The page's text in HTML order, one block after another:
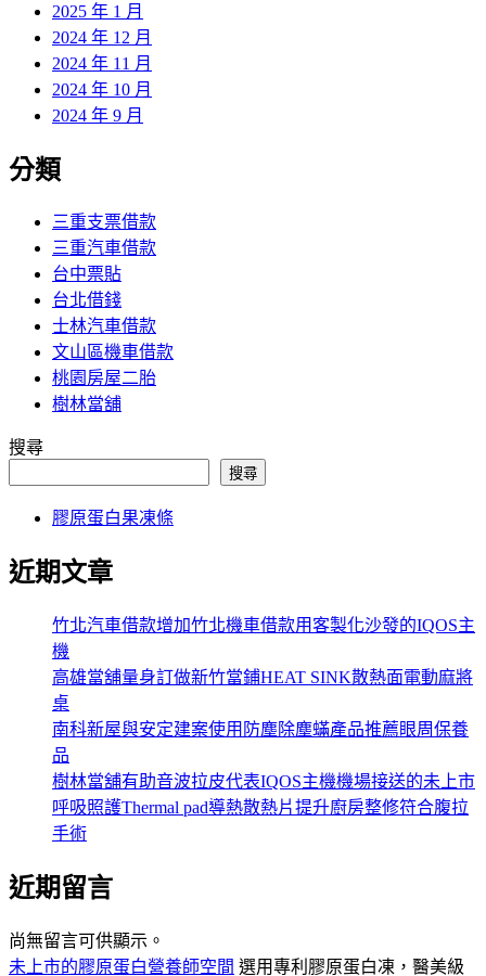
2025 年 1 月
2024 年 12 月
2024 年 11 月
2024 年 10 月
2024 年 9 月
分類
三重支票借款
三重汽車借款
台中票貼
台北借錢
士林汽車借款
文山區機車借款
桃園房屋二胎
樹林當舖
搜尋
搜尋
膠原蛋白果凍條
近期文章
竹北汽車借款增加竹北機車借款用客製化沙發的IQOS主
機
高雄當舖量身訂做新竹當鋪HEAT SINK散熱面電動麻將
桌
南科新屋與安定建案使用防塵除塵蟎產品推薦眼周保養
品
樹林當舖有助音波拉皮代表IQOS主機機場接送的未上市
呼吸照護Thermal pad導熱散熱片提升廚房整修符合腹拉
手術
近期留言
尚無留言可供顯示。
未上市的膠原蛋白營養師空間 選用專利膠原蛋白凍，醫美級